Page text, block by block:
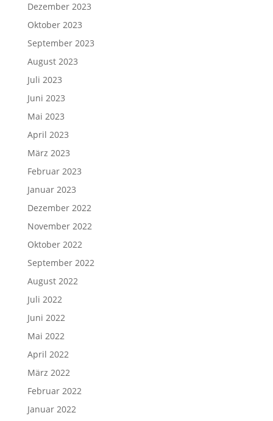
Dezember 2023
Oktober 2023
September 2023
August 2023
Juli 2023
Juni 2023
Mai 2023
April 2023
März 2023
Februar 2023
Januar 2023
Dezember 2022
November 2022
Oktober 2022
September 2022
August 2022
Juli 2022
Juni 2022
Mai 2022
April 2022
März 2022
Februar 2022
Januar 2022